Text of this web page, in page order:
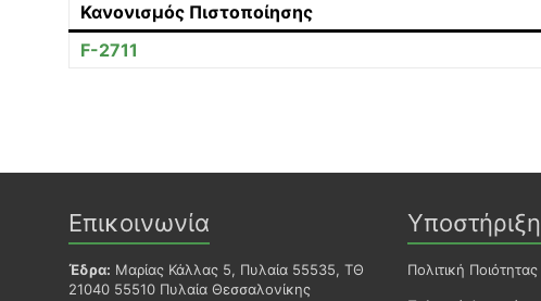
Κανονισμός Πιστοποίησης
F-2711
Επικοινωνία
Έδρα: Μαρίας Κάλλας 5, Πυλαία 55535, ΤΘ
21040 55510 Πυλαία Θεσσαλονίκης
Υποστήριξη
Πολιτική Ποιότητας